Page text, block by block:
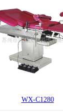
WX-C1280